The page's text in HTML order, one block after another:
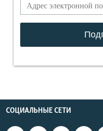
СОЦИАЛЬНЫЕ СЕТИ